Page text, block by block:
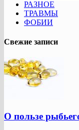
РАЗНОЕ
ТРАВМЫ
ФОБИИ
Свежие записи
О пользе